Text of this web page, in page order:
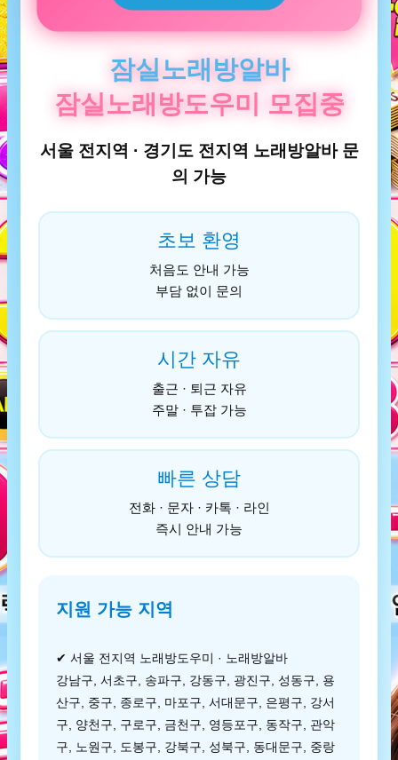
잠실노래방알바
잠실노래방도우미 모집중
서울 전지역 · 경기도 전지역 노래방알바 문
의 가능
초보 환영
처음도 안내 가능
부담 없이 문의
시간 자유
출근 · 퇴근 자유
주말 · 투잡 가능
빠른 상담
전화 · 문자 · 카톡 · 라인
즉시 안내 가능
지원 가능 지역
✔ 서울 전지역 노래방도우미 · 노래방알바
강남구, 서초구, 송파구, 강동구, 광진구, 성동구, 용
산구, 중구, 종로구, 마포구, 서대문구, 은평구, 강서
구, 양천구, 구로구, 금천구, 영등포구, 동작구, 관악
구, 노원구, 도봉구, 강북구, 성북구, 동대문구, 중랑